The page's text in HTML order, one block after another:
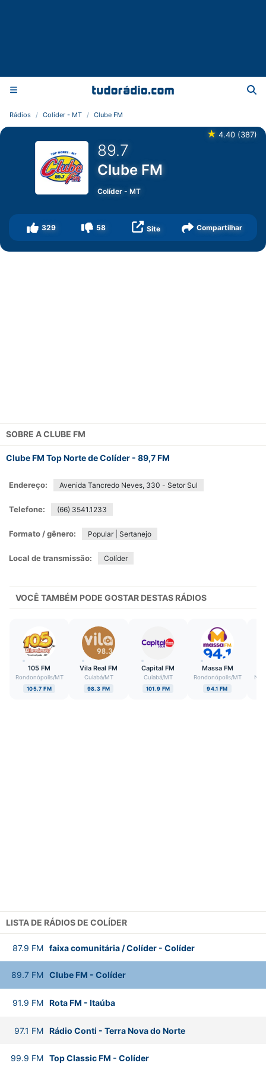
Rádios Colíder - MT Clube FM
★ 4.40 (387)
89.7
Clube FM
Colíder -MT
329 58 Site Compartilhar
SOBRE ACLUBE FM
Clube FM Top Norte de Colíder - 89,7 FM
Endereço: Avenida Tancredo Neves, 330 - Setor Sul
Telefone: (66) 3541.1233
Formato / gênero: Popular | Sertanejo
Local de transmissão: Colíder
VOCÊ TAMBÉM PODE GOSTAR DESTAS RÁDIOS
105 FM
Rondonópolis/MT
105.7 FM
Vila Real FM
Cuiabá/MT
98.3 FM
Capital FM
Cuiabá/MT
101.9 FM
Massa FM
Rondonópolis/MT
94.1 FM
LISTA DE RÁDIOS DE COLÍDER
87.9 FM faixa comunitária / Colíder- Colíder
89.7 FM Clube FM - Colíder
91.9 FM Rota FM - Itaúba
97.1 FM Rádio Conti - Terra Nova do Norte
99.9 FM Top Classic FM - Colíder